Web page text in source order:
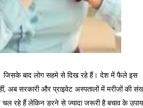
जिसके बाद लोग सहमे से दिख रहे हैं। देश में फैले इस
सरकारी और प्राइवेट अस्पतालों में मरीजों की
चल रहे हैं लेकिन डरने से ज्यादा जरूरी है बचाव के उपाय